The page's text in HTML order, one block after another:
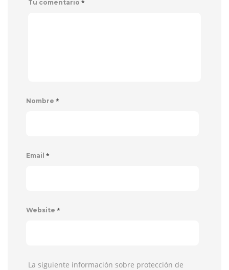
Tu comentario *
Nombre *
Email *
Website *
La siguiente información sobre protección de